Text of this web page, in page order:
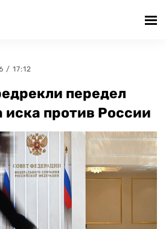
/ 17:12
передел
против России